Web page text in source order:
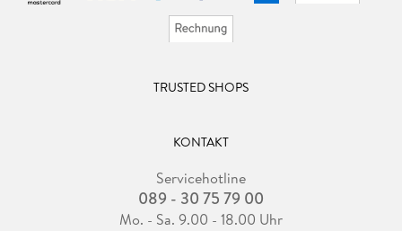
TRUSTED SHOPS
KONTAKT
Servicehotline
089 - 30 75 79 00
Mo. - Sa. 9.00 - 18.00 Uhr